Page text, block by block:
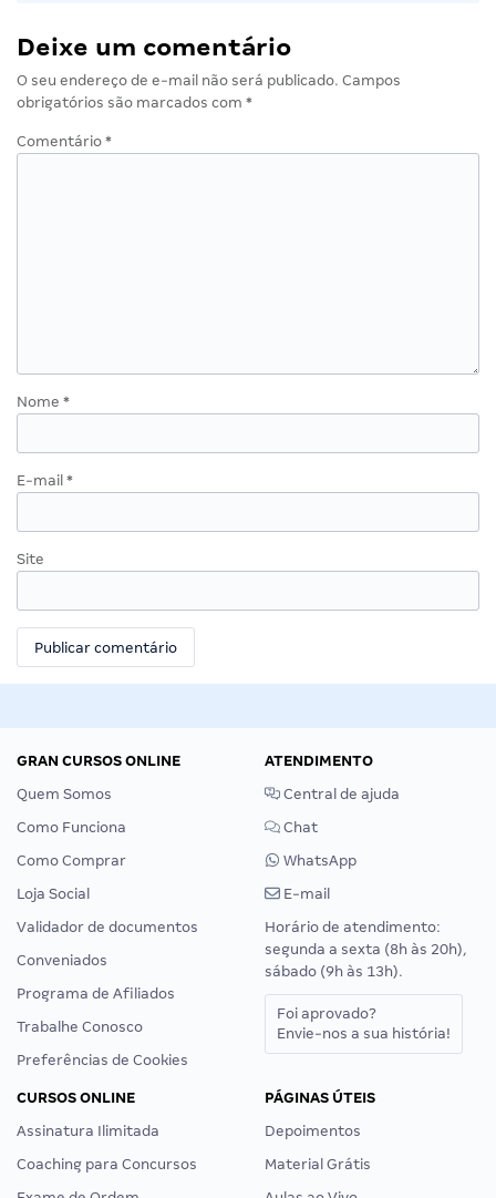
Deixe um comentário
O seu endereço de e-mail não será publicado. Campos
obrigatórios são marcados com *
Comentário *
Nome *
E-mail *
Site
GRAN CURSOS ONLINE
Quem Somos
Como Funciona
Como Comprar
Loja Social
Validador de documentos
Conveniados
Programa de Afiliados
Trabalhe Conosco
Preferências de Cookies
ATENDIMENTO
Central de ajuda
Chat
WhatsApp
E-mail
Horário de atendimento:
segunda a sexta (8h às 20h),
sábado (9h às 13h).
Foi aprovado?
Envie-nos a sua história!
CURSOS ONLINE
Assinatura Ilimitada
Coaching para Concursos
PÁGINAS ÚTEIS
Depoimentos
Material Grátis